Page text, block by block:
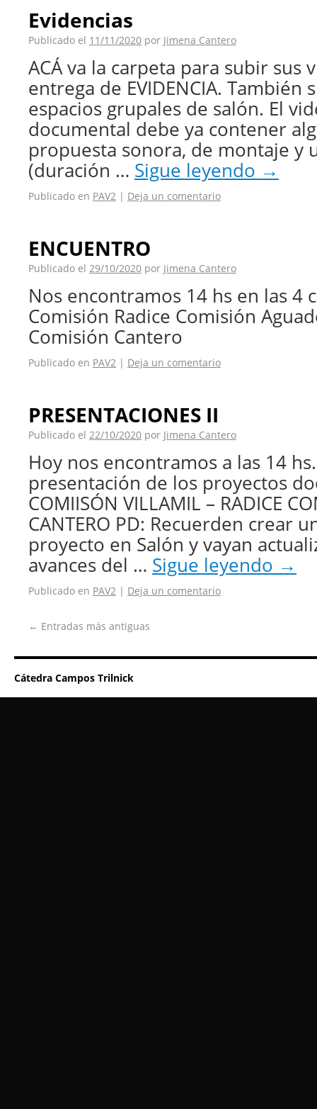
Evidencias
Publicado el 11/11/2020 por Jimena Cantero
ACÁ va la carpeta para subir sus
entrega de EVIDENCIA. También
espacios grupales de salón. El
documental debe ya contener
propuesta sonora, de montaje y
(duración … Sigue leyendo →
Publicado en PAV2 | Deja un comentario
ENCUENTRO
Publicado el 29/10/2020 por Jimena Cantero
Nos encontramos 14 hs en las 4
Comisión Radice Comisión
Comisión Cantero
Publicado en PAV2 | Deja un comentario
PRESENTACIONES II
Publicado el 22/10/2020 por Jimena Cantero
Hoy nos encontramos a las 14
presentación de los proyectos
COMIISÓN VILLAMIL – RADICE
CANTERO PD: Recuerden crear
proyecto en Salón y vayan
avances del … Sigue leyendo →
Publicado en PAV2 | Deja un comentario
← Entradas más antiguas
Cátedra Campos Trilnick